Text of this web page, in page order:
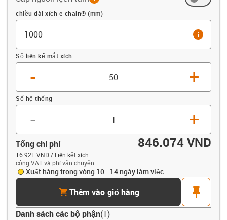
Offset (mm)
chiều dài xích e-chain® (mm)
info
Số liên kế mắt xích
- +
Số hệ thống
- +
Tổng chi phí 846.074 VND
16.921 VND / Liên kết xích
cộng VAT và phí vận chuyển
Xuất hàng trong vòng 10 - 14 ngày làm việc
cartThêm vào giỏ hàng
pin
Danh sách các bộ phận(1)